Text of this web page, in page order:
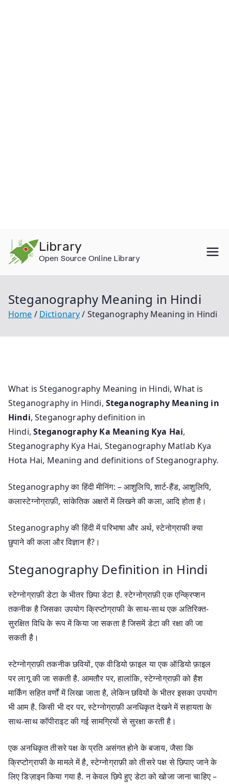
content
Library
Open Source Online Library
Steganography Meaning in Hindi
Home Dictionary Steganography Meaning in Hindi
What is Steganography Meaning in Hindi, What is
Steganography in Hindi, Steganography Meaning in
Hindi, Steganography definition in
Hindi,Steganography Ka Meaning Kya Hai,
Steganography Kya Hai, Steganography Matlab Kya
Hota Hai, Meaning and definitions of Steganography.
Steganography का हिंदी मीनिंग: – आशुलिपि, शार्ट-हैंड, आशुलिपि,
कलास्टेग्नोग्राफ़ी, सांकेतिक अक्षरों में लिखने की कला, आदि होता है।
Steganography की हिंदी में परिभाषा और अर्थ, स्टेनोग्राफी क्या
छुपाने की कला और विज्ञान है?।
Steganography Definition in Hindi
स्टेग्नोग्राफ़ी डेटा के भीतर छिपा डेटा है. स्टेग्नोग्राफ़ी एक एन्क्रिप्शन
तकनीक है जिसका उपयोग क्रिप्टोग्राफी के साथ-साथ एक अतिरिक्त-
सुरक्षित विधि के रूप में किया जा सकता है जिसमें डेटा की रक्षा की जा
सकती है।
स्टेग्नोग्राफ़ी तकनीक छवियों, एक वीडियो फ़ाइल या एक ऑडियो फ़ाइल
पर लागू की जा सकती है. आमतौर पर, हालांकि, स्टेग्नोग्राफ़ी को हैश
मार्किंग सहित वर्णों में लिखा जाता है, लेकिन छवियों के भीतर इसका उपयोग
भी आम है. किसी भी दर पर, स्टेग्नोग्राफ़ी अनधिकृत देखने में सहायता के
साथ-साथ कॉपीराइट की गई सामग्रियों से सुरक्षा करती है।
एक अनधिकृत तीसरे पक्ष के प्रति असंगत होने के बजाय, जैसा कि
क्रिप्टोग्राफी के मामले में है, स्टेग्नोग्राफ़ी को तीसरे पक्ष से छिपाए जाने के
लिए डिज़ाइन किया गया है. न केवल छिपे हुए डेटा को खोजा जाना चाहिए –